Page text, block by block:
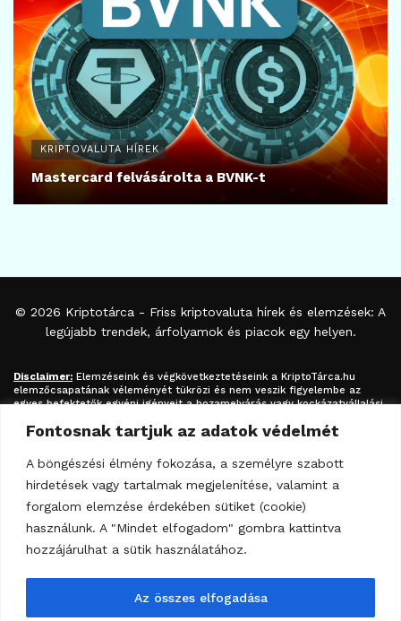
Fontosnak tartjuk az adatok védelmét
A böngészési élmény fokozása, a személyre szabott
hirdetések vagy tartalmak megjelenítése, valamint a
forgalom elemzése érdekében sütiket (cookie)
használunk. A "Mindet elfogadom" gombra kattintva
hozzájárulhat a sütik használatához.
Az összes elfogadása
KRIPTOVALUTA HÍREK
Mastercard felvásárolta a BVNK-t
© 2026 Kriptotárca - Friss kriptovaluta hírek és elemzések: A
legújabb trendek, árfolyamok és piacok egy helyen.
Disclaimer: Elemzéseink és végkövetkeztetéseink a KriptoTárca.hu
elemzőcsapatának véleményét tükrözi és nem veszik figyelembe az
egyes befektetők egyéni igényeit a hozamelvárás vagy kockázatvállalási
befektetési tanácsadásnak, befektetési ajánlásnak, értékpapír /
kriptovaluta / token / ICO / cloud mining stb. jegyzésére / vételére /
eladására vonatkozó felhívásnak azok kizárólag tájékoztatásul
szolgálnak. Minden befektetés esetében kiemelten fontos az azt
megalapozó információk és lehetőségek széleskörű megismerése.
kripto-befektetések kockázata és volatilitása kiemelkedően magas.